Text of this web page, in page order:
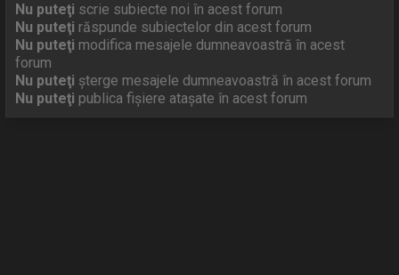
Nu puteţi scrie subiecte noi în acest forum
Nu puteţi răspunde subiectelor din acest forum
Nu puteţi modifica mesajele dumneavoastră în acest
forum
Nu puteţi şterge mesajele dumneavoastră în acest forum
Nu puteţi publica fişiere ataşate în acest forum